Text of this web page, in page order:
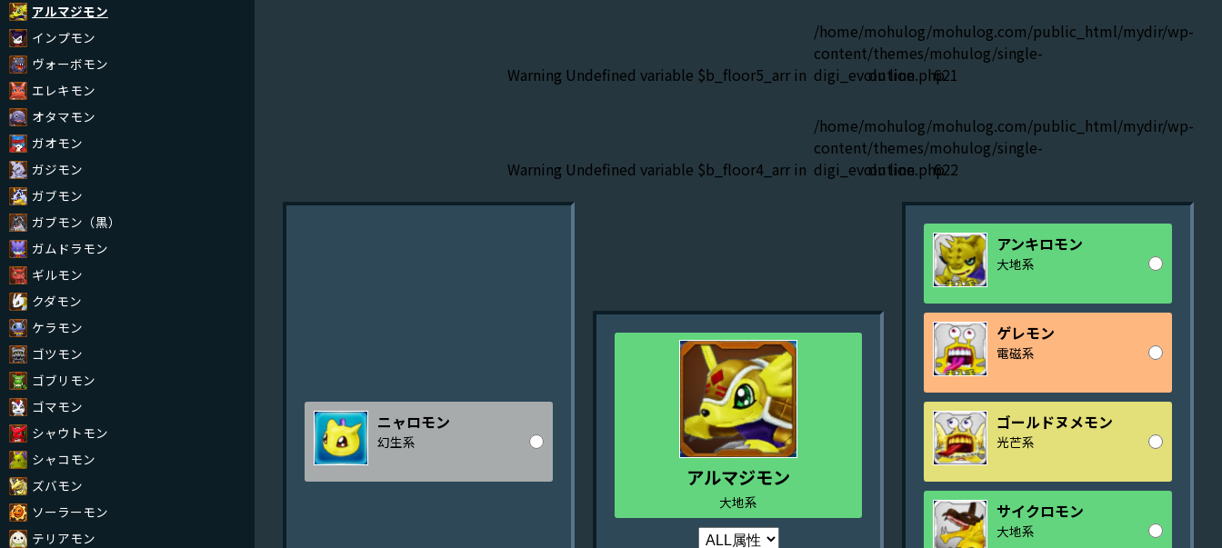
Warning: Undefined variable $b_floor5_arr in
/home/mohulog/mohulog.com/public_html/mydir/wp-
content/themes/mohulog/single-
digi_evolution.php
on line 621
Warning: Undefined variable $b_floor4_arr in
/home/mohulog/mohulog.com/public_html/mydir/wp-
content/themes/mohulog/single-
digi_evolution.php
on line 622
ニャロモン
幻生系
アルマジモン
大地系
アンキロモン
大地系
ゲレモン
電磁系
ゴールドヌメモン
光芒系
サイクロモン
大地系
アルマジモン
インプモン
ヴォーボモン
エレキモン
オタマモン
ガオモン
ガジモン
ガブモン
ガブモン（黒）
ガムドラモン
ギルモン
クダモン
ケラモン
ゴツモン
ゴブリモン
ゴマモン
シャウトモン
シャコモン
ズバモン
ソーラーモン
テリアモン